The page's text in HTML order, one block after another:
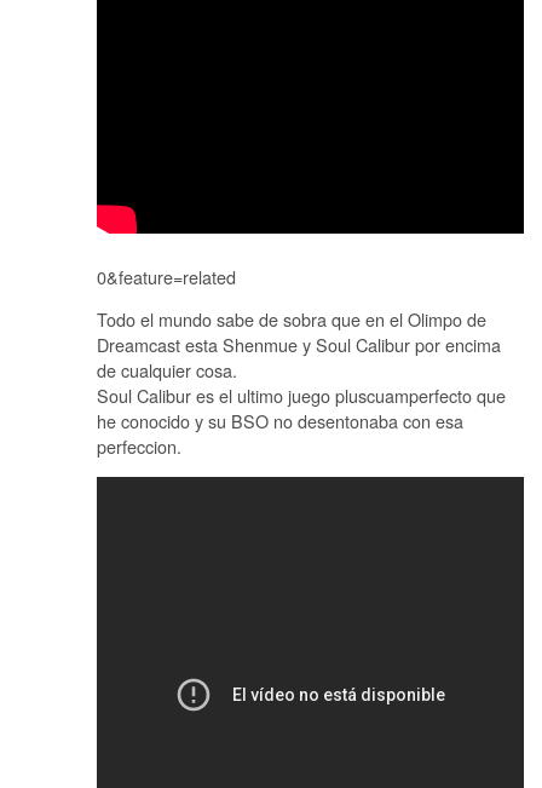
0&feature=related
Todo el mundo sabe de sobra que en el Olimpo de
Dreamcast esta Shenmue y Soul Calibur por encima
de cualquier cosa.
Soul Calibur es el ultimo juego pluscuamperfecto que
he conocido y su BSO no desentonaba con esa
perfeccion.